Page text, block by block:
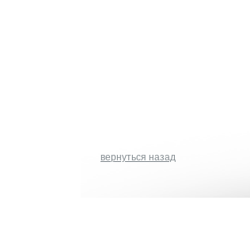
вернуться назад